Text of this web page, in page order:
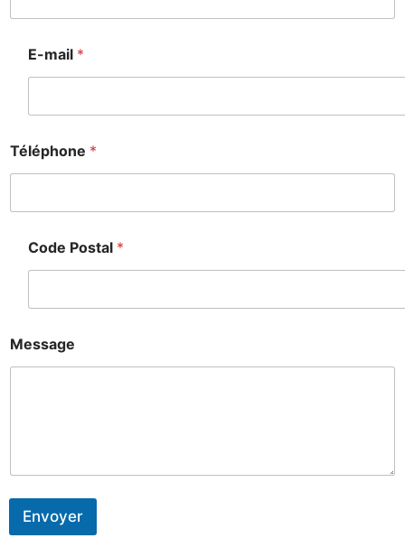
s
E-mail *
Téléphone *
Code Postal *
Message
Envoyer